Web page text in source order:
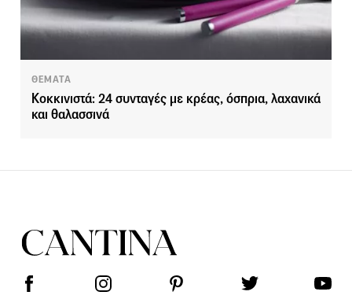
ΘΕΜΑΤΑ
Κοκκινιστά: 24 συνταγές με κρέας, όσπρια, λαχανικά
και θαλασσινά